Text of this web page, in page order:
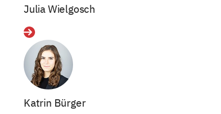
Julia Wielgosch
Details
Katrin Bürger